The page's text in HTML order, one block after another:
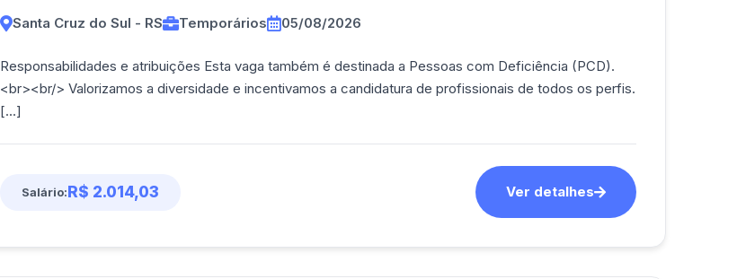
Santa Cruz do Sul - RS Temporários 05/08/2026
Responsabilidades e atribuições Esta vaga também é destinada a Pessoas com Deficiência (PCD).
<br><br/> Valorizamos a diversidade e incentivamos a candidatura de profissionais de todos os perfis.
[...]
Salário:R$ 2.014,03 Ver detalhes